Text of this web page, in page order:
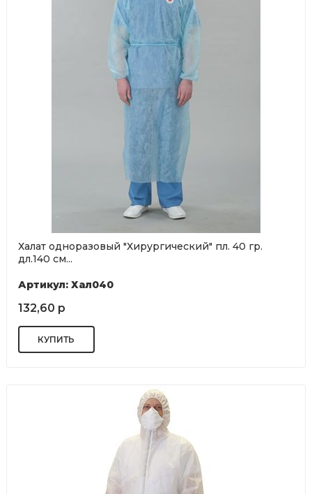
Халат одноразовый "Хирургический" пл. 40 гр.
дл.140 см...
Артикул: Хал040
132,60 р